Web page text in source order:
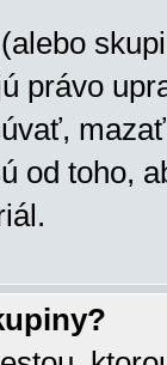
právo
od toho,